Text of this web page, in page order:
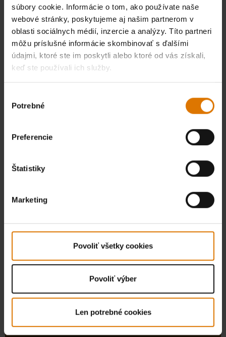
súbory cookie. Informácie o tom, ako používate naše
webové stránky, poskytujeme aj našim partnerom v
oblasti sociálnych médií, inzercie a analýzy. Títo partneri
môžu príslušné informácie skombinovať s ďalšími
údajmi, ktoré ste im poskytli alebo ktoré od vás získali,
keď ste používali ich služby.
súhlasu
Potrebné
Preferencie
Štatistiky
Marketing
Povoliť všetky cookies
Povoliť výber
Len potrebné cookies